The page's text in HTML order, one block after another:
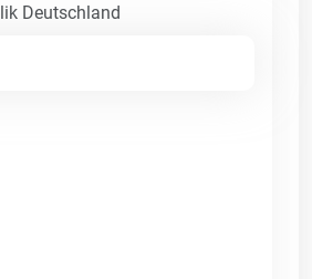
Deutschland